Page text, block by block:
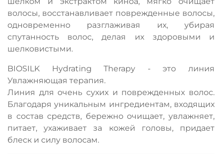
волосы, восстанавливает поврежденные волосы,
одновременно разглаживая их, убирая
спутанность волос, делая их здоровыми и
шелковистыми.
BIOSILK Hydrating Therapy - это линия
Увлажняющая терапия.
Линия для очень сухих и поврежденных волос.
Благодаря уникальным ингредиентам, входящих
в состав средств, бережно очищает, увлажняет,
питает, ухаживает за кожей головы, придает
блеск и силу волосам.